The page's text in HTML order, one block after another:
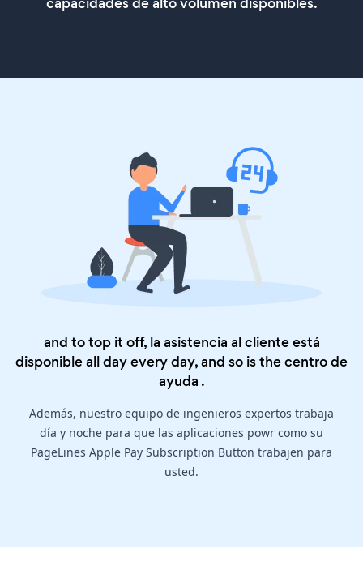
and to top it off, la asistencia al cliente está
disponible all day every day, and so is thecentro de
ayuda .
Además, nuestro equipo de ingenieros expertos trabaja
día y noche para que las aplicaciones powr como su
PageLines Apple Pay Subscription Button trabajen para
usted.